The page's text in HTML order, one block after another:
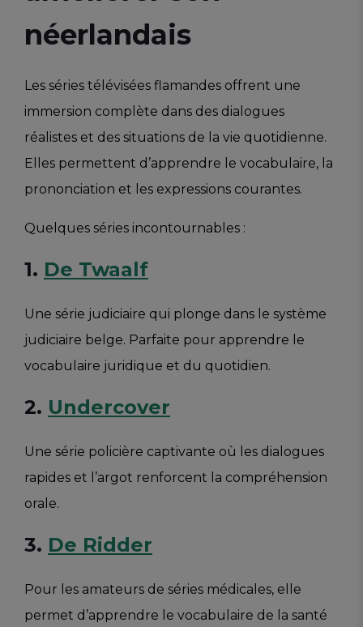
néerlandais
Les séries télévisées flamandes offrent une
immersion complète dans des dialogues
réalistes et des situations de la vie quotidienne.
Elles permettent d’apprendre le vocabulaire, la
prononciation et les expressions courantes.
Quelques séries incontournables :
1. De Twaalf
Une série judiciaire qui plonge dans le système
judiciaire belge. Parfaite pour apprendre le
vocabulaire juridique et du quotidien.
2. Undercover
Une série policière captivante où les dialogues
rapides et l’argot renforcent la compréhension
orale.
3. De Ridder
Pour les amateurs de séries médicales, elle
permet d’apprendre le vocabulaire de la santé